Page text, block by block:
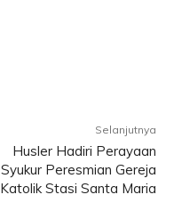
Selanjutnya
Husler Hadiri Perayaan
Syukur Peresmian Gereja
Katolik Stasi Santa Maria